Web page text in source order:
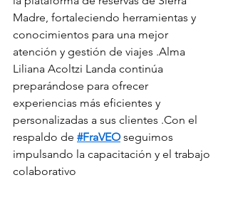
Madre, fortaleciendo herramientas y
conocimientos para una mejor
atención y gestión de viajes .Alma
Liliana Acoltzi Landa continúa
preparándose para ofrecer
experiencias más eficientes y
personalizadas a sus clientes .Con el
respaldo de #FraVEO seguimos
impulsando la capacitación y el trabajo
colaborativo